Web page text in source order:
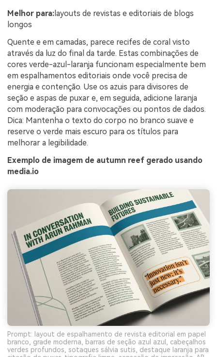
Melhor para: layouts de revistas e editoriais de blogs
longos
Quente e em camadas, parece recifes de coral visto
através da luz do final da tarde. Estas combinações de
cores verde-azul-laranja funcionam especialmente bem
em espalhamentos editoriais onde você precisa de
energia e contenção. Use os azuis para divisores de
seção e aspas de puxar e, em seguida, adicione laranja
com moderação para convocações ou pontos de dados.
Dica: Mantenha o texto do corpo no branco suave e
reserve o verde mais escuro para os títulos para
melhorar a legibilidade.
Exemplo de imagem de autumn reef gerado usando
media.io
Prompt: layout de espalhamento de revista editorial em papel
branco, grade moderna, barras de seção azul azul, cabeçalhos
verdes profundos, sotaques sálvia sutis, destaque laranja para